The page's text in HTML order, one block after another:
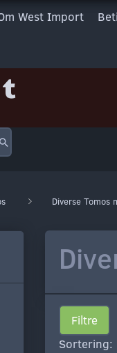
West Import
Diverse Tomos
Filtre
Sortering: